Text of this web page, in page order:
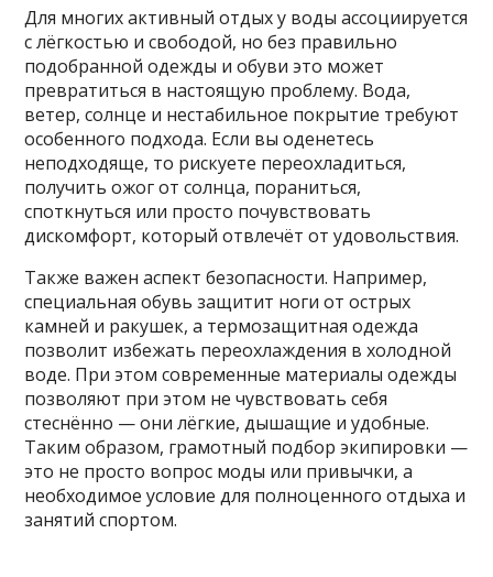
Для многих активный отдых у воды ассоциируется
с лёгкостью и свободой, но без правильно
подобранной одежды и обуви это может
превратиться в настоящую проблему. Вода,
ветер, солнце и нестабильное покрытие требуют
особенного подхода. Если вы оденетесь
неподходяще, то рискуете переохладиться,
получить ожог от солнца, пораниться,
споткнуться или просто почувствовать
дискомфорт, который отвлечёт от удовольствия.
Также важен аспект безопасности. Например,
специальная обувь защитит ноги от острых
камней и ракушек, а термозащитная одежда
позволит избежать переохлаждения в холодной
воде. При этом современные материалы одежды
позволяют при этом не чувствовать себя
стеснённо — они лёгкие, дышащие и удобные.
Таким образом, грамотный подбор экипировки —
это не просто вопрос моды или привычки, а
необходимое условие для полноценного отдыха и
занятий спортом.